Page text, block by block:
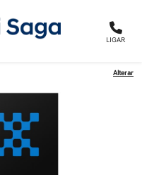
LIGAR
Alterar